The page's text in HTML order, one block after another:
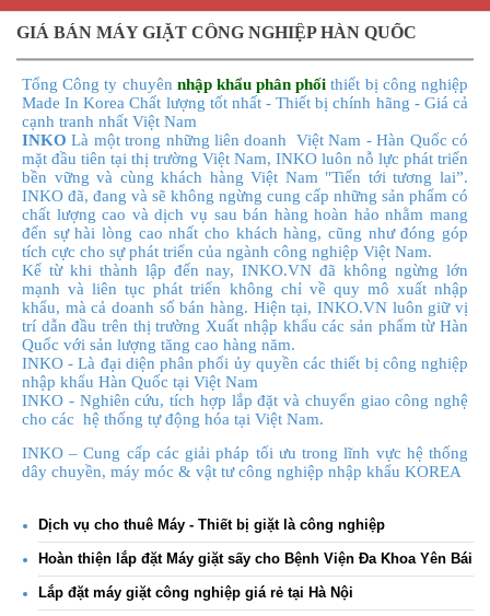
KHÁCH HÀNG
GIÁ BÁN MÁY GIẶT CÔNG NGHIỆP HÀN QUỐC
Tổng Công ty chuyên nhập khẩu phân phối thiết bị công nghiệp
Made In Korea Chất lượng tốt nhất - Thiết bị chính hãng - Giá cả
cạnh tranh nhất Việt Nam
INKO Là một trong những liên doanh Việt Nam - Hàn Quốc có
mặt đầu tiên tại thị trường Việt Nam, INKO luôn nỗ lực phát triển
bền vững và cùng khách hàng Việt Nam "Tiến tới tương lai”.
INKO đã, đang và sẽ không ngừng cung cấp những sản phẩm có
chất lượng cao và dịch vụ sau bán hàng hoàn hảo nhằm mang
đến sự hài lòng cao nhất cho khách hàng, cũng như đóng góp
tích cực cho sự phát triển của ngành công nghiệp Việt Nam.
Kể từ khi thành lập đến nay, INKO.VN đã không ngừng lớn
mạnh và liên tục phát triển không chỉ về quy mô xuất nhập
khẩu, mà cả doanh số bán hàng. Hiện tại, INKO.VN luôn giữ vị
trí dẫn đầu trên thị trường Xuất nhập khẩu các sản phẩm từ Hàn
Quốc với sản lượng tăng cao hàng năm.
INKO - Là đại diện phân phối ủy quyền các thiết bị công nghiệp
nhập khẩu Hàn Quốc tại Việt Nam
INKO - Nghiên cứu, tích hợp lắp đặt và chuyển giao công nghệ
cho các hệ thống tự động hóa tại Việt Nam.
INKO – Cung cấp các giải pháp tối ưu trong lĩnh vực hệ thống
dây chuyền, máy móc & vật tư công nghiệp nhập khẩu KOREA
Dịch vụ cho thuê Máy - Thiết bị giặt là công nghiệp
Hoàn thiện lắp đặt Máy giặt sấy cho Bệnh Viện Đa Khoa Yên Bái
Lắp đặt máy giặt công nghiệp giá rẻ tại Hà Nội